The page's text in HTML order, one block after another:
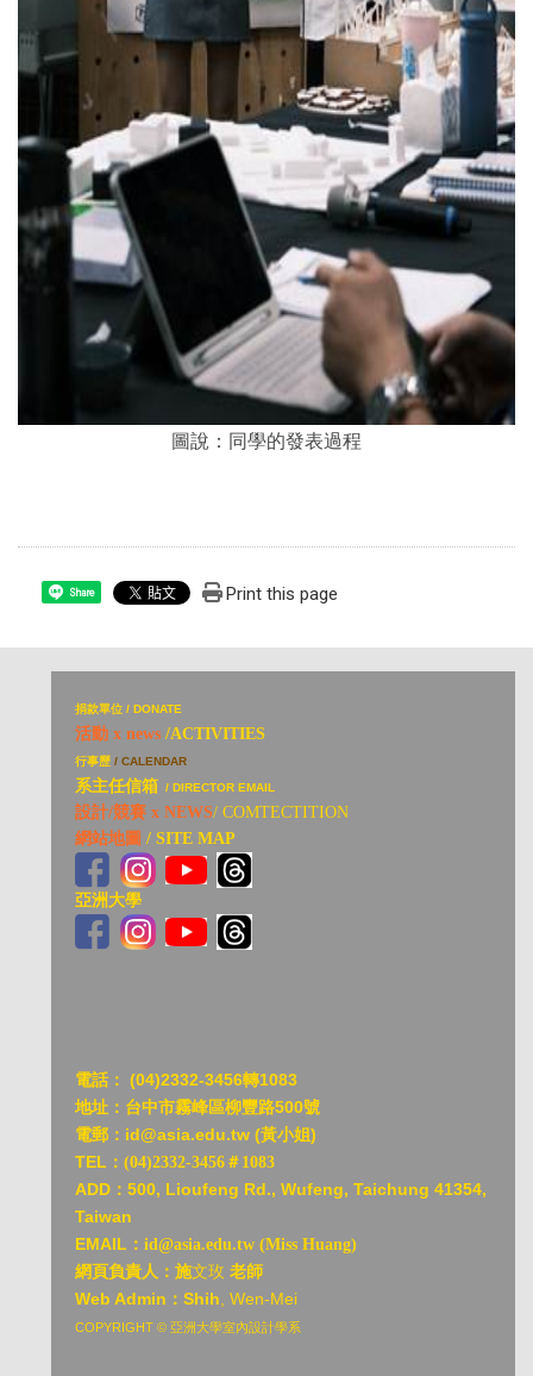
圖說：同學的發表過程
Share Print this page
捐款單位 / DONATE
活動 x news /ACTIVITIES
行事歷 / CALENDAR
系主任信箱 / DIRECTOR EMAIL
設計/競賽 x NEWS/ COMTECTITION
網站地圖 / SITE MAP
亞洲大學
電話： (04)2332-3456轉1083
地址：台中市霧峰區柳豐路500號
電郵：id@asia.edu.tw (黃小姐)
TEL： (04)2332-3456＃1083
ADD： 500, Lioufeng Rd., Wufeng, Taichung 41354,
Taiwan
EMAIL： id@asia.edu.tw (Miss Huang)
網頁負責人：施文玫 老師
Web Admin：Shih , Wen-Mei
COPYRIGHT © 亞洲大學室內設計學系